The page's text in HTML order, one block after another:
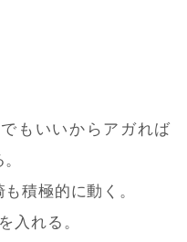
もいいからアガれば
積極的に動く。
入れる。